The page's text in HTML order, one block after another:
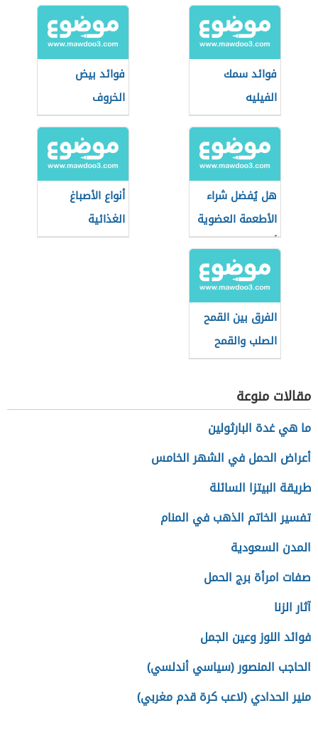
فوائد سمك
الفيليه
فوائد بيض
الخروف
هل يُفضل شراء
الأطعمة العضوية
أثناء التسوق؟
أنواع الأصباغ
الغذائية
الفرق بين القمح
الصلب والقمح
الطري
مقالات منوعة
ما هي غدة البارثولين
أعراض الحمل في الشهر الخامس
طريقة البيتزا السائلة
تفسير الخاتم الذهب في المنام
المدن السعودية
صفات امرأة برج الحمل
آثار الزنا
فوائد اللوز وعين الجمل
الحاجب المنصور (سياسي أندلسي)
منير الحدادي (لاعب كرة قدم مغربي)